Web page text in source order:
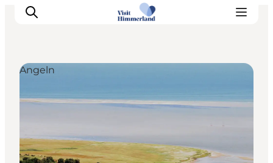
Erlebnisse
Städte und Orte
Das passiert
Angeln